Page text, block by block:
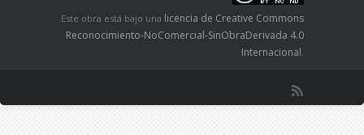
Este obra está bajo una licencia de Creative Commons
Reconocimiento-NoComercial-SinObraDerivada 4.0
Internacional